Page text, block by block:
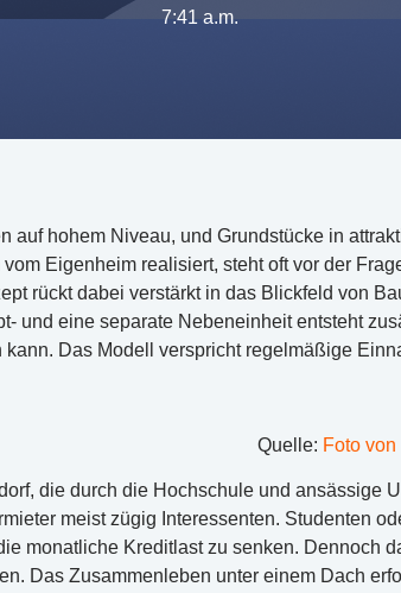
7:41 a.m.
auf hohem Niveau, und Grundstücke in
Eigenheim realisiert, steht oft vor der
rückt dabei verstärkt in das Blickfeld von
und eine separate Nebeneinheit entsteht
kann. Das Modell verspricht regelmäßige
Quelle: Foto
die durch die Hochschule und ansässige
meist zügig Interessenten. Studenten
monatliche Kreditlast zu senken. Dennoch
Das Zusammenleben unter einem Dach